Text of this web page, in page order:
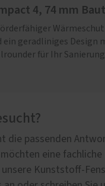
4, 74 mm
ein geradliniges Design
für Ihr
die passenden
eine
Kunststoff-